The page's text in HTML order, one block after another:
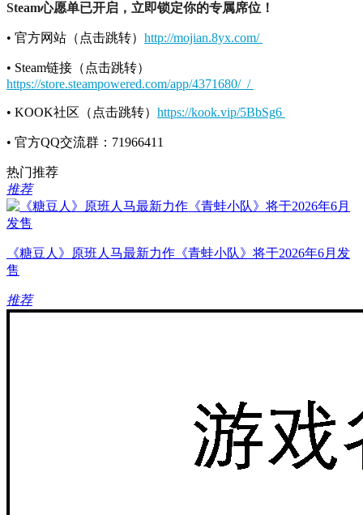
Steam心愿单已开启，立即锁定你的专属席位！
• 官方网站（点击跳转） http://mojian.8yx.com/
• Steam链接（点击跳转）
https://store.steampowered.com/app/4371680/_/
• KOOK社区（点击跳转） https://kook.vip/5BbSg6
• 官方QQ交流群：71966411
热门推荐
推荐
《糖豆人》原班人马最新力作《青蛙小队》将于2026年6月发
售
推荐